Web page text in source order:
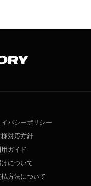
イバシーポリシー
様対応方針
用ガイド
けについて
払方法について